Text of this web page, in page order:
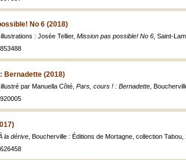
No 6 (2018)
: Josée Tellier, Mission pas possible! No 6 , Saint-
Bernadette (2018)
par Manuella Côté, Pars, cours ! : Bernadette ,
la dérive , Boucherville : Éditions de Mortagne, collection